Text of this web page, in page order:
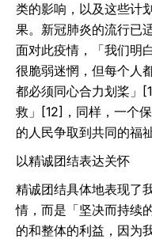
类的影响，以及这些计
果。新冠肺炎的流行已
面对此疫情，「我们明
很脆弱迷惘，但每个人
都必须同心合力划桨」
救」[12]，同样，一个
的人民争取到共同的福
以精诚团结表达关怀
精诚团结具体地表现了
情，而是「坚决而持续
的和整体的利益，因为